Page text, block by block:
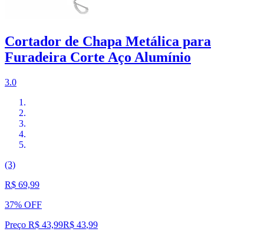
Cortador de Chapa Metálica para
Furadeira Corte Aço Alumínio
3.0
(3)
R$ 69,99
37% OFF
Preço R$ 43,99R$ 43,99